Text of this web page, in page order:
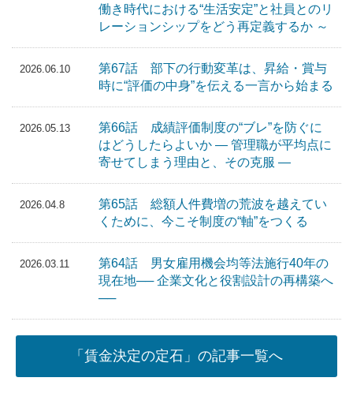
働き時代における“生活安定”と社員とのリ
レーションシップをどう再定義するか ～
2026.06.10
第67話 部下の行動変革は、昇給・賞与
時に“評価の中身”を伝える一言から始まる
2026.05.13
第66話 成績評価制度の“ブレ”を防ぐに
はどうしたらよいか ― 管理職が平均点に
寄せてしまう理由と、その克服 ―
2026.04.8
第65話 総額人件費増の荒波を越えてい
くために、今こそ制度の“軸”をつくる
2026.03.11
第64話 男女雇用機会均等法施行40年の
現在地── 企業文化と役割設計の再構築へ
──
「賃金決定の定石」の記事一覧へ